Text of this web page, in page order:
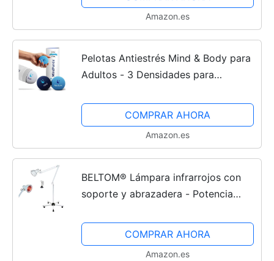
miofásica y fisioterapia
Amazon.es
Pelotas Antiestrés Mind & Body para
Adultos - 3 Densidades para
Mano - Alivio de Estrés y Ansiedad -
Núcleo de Gel Suave,...
COMPRAR AHORA
Amazon.es
BELTOM® Lámpara infrarrojos con
soporte y abrazadera - Potencia
artritis
COMPRAR AHORA
Amazon.es